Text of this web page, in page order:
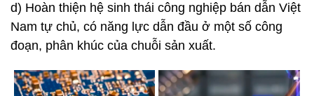
d) Hoàn thiện hệ sinh thái công nghiệp bán dẫn Việt
Nam tự chủ, có năng lực dẫn đầu ở một số công
đoạn, phân khúc của chuỗi sản xuất.